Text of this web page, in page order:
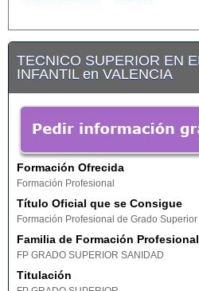
TECNICO SUPERIOR EN
INFANTIL en VALENCIA
Formación Ofrecida
Formación Profesional
Título Oficial que se Consigue
Formación Profesional de Grado
Familia de Formación Profesional
FP GRADO SUPERIOR SANIDAD
Titulación